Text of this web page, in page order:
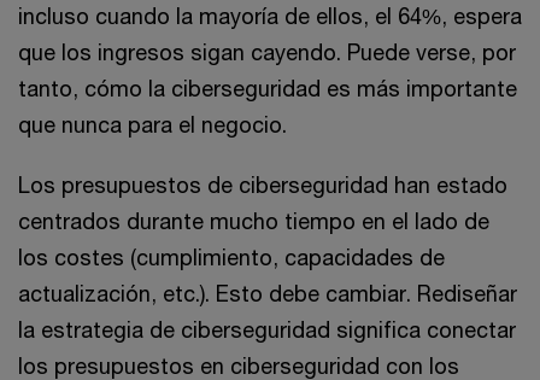
incluso cuando la mayoría de ellos, el 64%, espera
que los ingresos sigan cayendo. Puede verse, por
tanto, cómo la ciberseguridad es más importante
que nunca para el negocio.
Los presupuestos de ciberseguridad han estado
centrados durante mucho tiempo en el lado de
los costes (cumplimiento, capacidades de
actualización, etc.). Esto debe cambiar. Rediseñar
la estrategia de ciberseguridad significa conectar
los presupuestos en ciberseguridad con los